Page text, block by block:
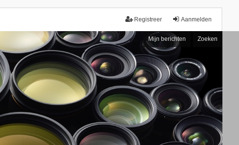
Aanmelden
Registreer
Mijn berichten Zoeken